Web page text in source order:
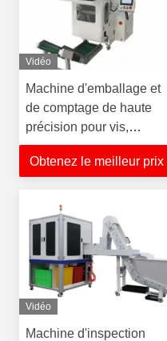
Vidéo
Machine d'emballage et
de comptage de haute
précision pour vis,
écrous et fixations
matérielles, fiable et
Obtenez le meilleur prix
Vidéo
Machine d'inspection